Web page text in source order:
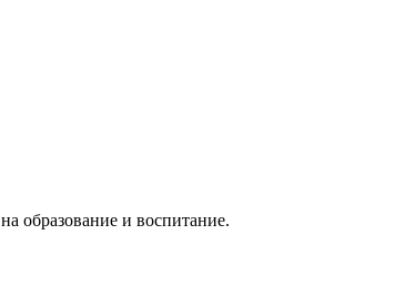
образование и воспитание.